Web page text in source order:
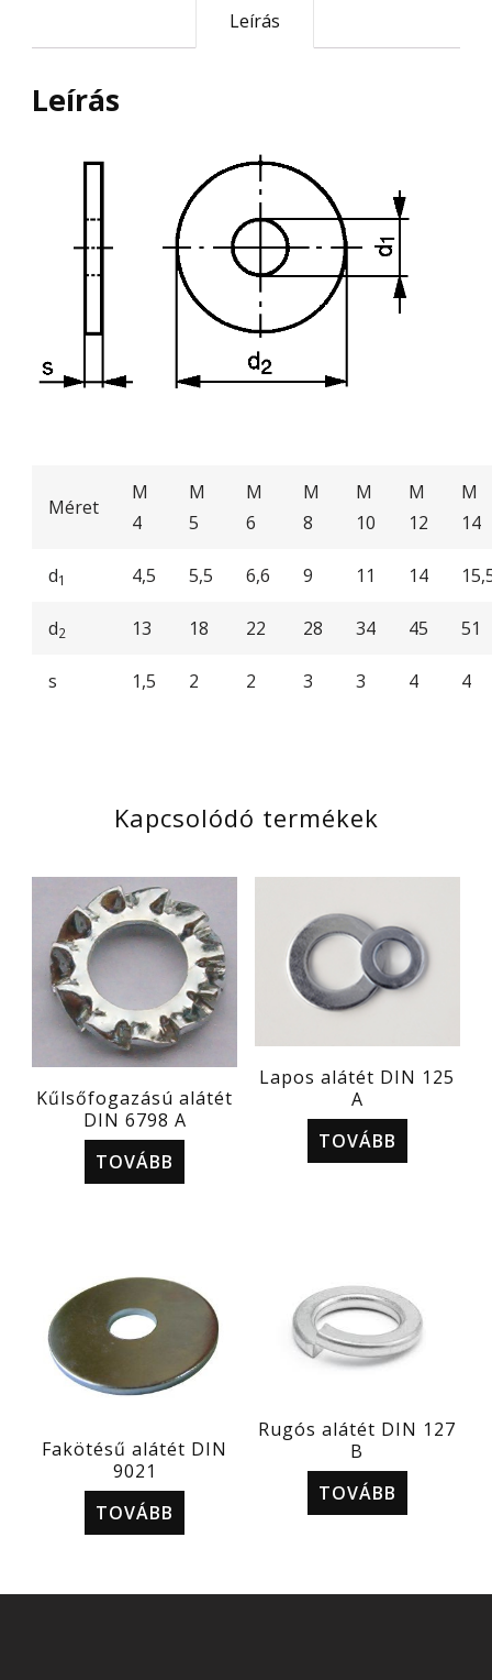
Leírás
Leírás
Méret
M
4
M
5
M
6
M
8
M
10
M
12
M
14
d1 4,5 5,5 6,6 9 11 14
d2 13 18 22 28 34 45 51
s 1,5 2 2 3 3 4 4
Kapcsolódó termékek
Kűlsőfogazású alátét
DIN 6798 A
TOVÁBB
Lapos alátét DIN 125
A
TOVÁBB
Fakötésű alátét DIN
9021
TOVÁBB
Rugós alátét DIN 127
B
TOVÁBB